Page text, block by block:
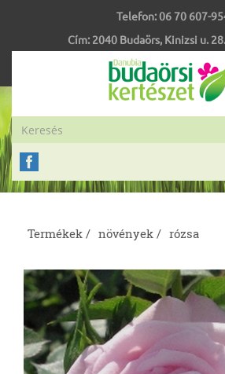
Telefon:06 70 607-
Cím: 2040 Budaörs, Kinizsi u.
Termékek / növények / rózsa